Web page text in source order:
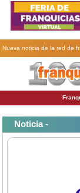
Nueva noticia de la red de
Noticia -